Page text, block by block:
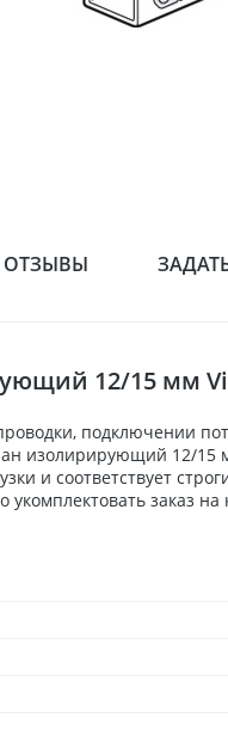
ОТЗЫВЫ
12/15 мм
подключении
изолирирующий 12/
и соответствует
заказ на